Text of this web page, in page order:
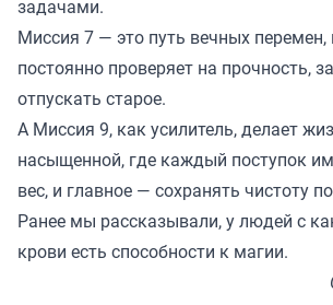
задачами.
Миссия 7 — это путь вечных перемен,
постоянно проверяет на прочность,
отпускать старое.
А Миссия 9, как усилитель, делает
насыщенной, где каждый поступок
вес, и главное — сохранять чистоту
Ранее мы рассказывали, у людей с
крови есть способности к магии.